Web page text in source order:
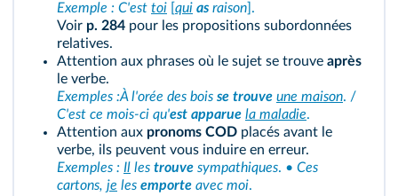
Exemple : C'est toi qui as raison ].
Voir p. 284 pour les propositions subordonnées
relatives.
Attention aux phrases où le sujet se trouve après
le verbe.
Exemples :À l'orée des bois se trouve une maison. /
C'est ce mois-ci qu'est apparue la maladie.
Attention aux pronoms COD placés avant le
verbe, ils peuvent vous induire en erreur.
Exemples : Il les trouve sympathiques. • Ces
cartons, je les emporte avec moi.